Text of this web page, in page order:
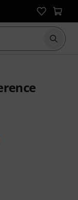
Suche